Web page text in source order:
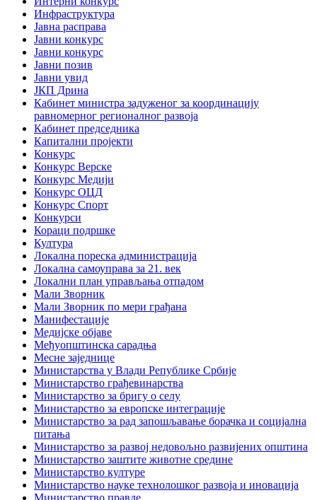
Инфраструктура
Јавна расправа
Јавни конкурс
Јавни конкурс
Јавни позив
Јавни увид
ЈКП Дрина
Кабинет министра задуженог за координацију
равномерног регионалног развоја
Кабинет председника
Капитални пројекти
Конкурс
Конкурс Верске
Конкурс Медији
Конкурс ОЦД
Конкурс Спорт
Конкурси
Кораци подршке
Култура
Локална пореска администрација
Локална самоуправа за 21. век
Локални план управљања отпадом
Мали Зворник
Мали Зворник по мери грађана
Манифестације
Медијске објаве
Међуопштинска сарадња
Месне заједнице
Министарства у Влади Републике Србије
Министарство грађевинарства
Министарство за бригу о селу
Министарство за европске интеграције
Министарство за рад запошљавање борачка и социјална
питања
Министарство за развој недовољно развијених општина
Министарство заштите животне средине
Министарство културе
Министарство науке технолошког развоја и иновација
Министарство правде